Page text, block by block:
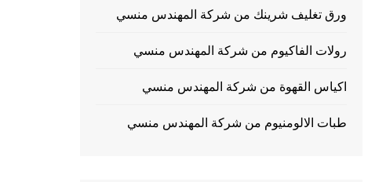
ورق تغليف شرينك من شركة المهندس منسي
رولات الفاكيوم من شركة المهندس منسي
اكياس القهوة من شركة المهندس منسي
طبات الالومنيوم من شركة المهندس منسي